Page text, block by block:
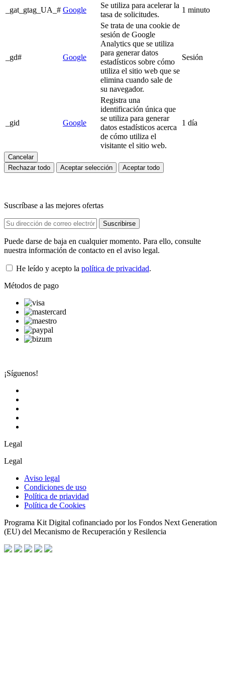
_gat_gtag_UA_# Google
Se utiliza para acelerar la
tasa de solicitudes.
1 minuto
_gd# Google
Se trata de una cookie de
sesión de Google
Analytics que se utiliza
para generar datos
estadísticos sobre cómo
utiliza el sitio web que se
elimina cuando sale de
su navegador.
Sesión
_gid Google
Registra una
identificación única que
se utiliza para generar
datos estadísticos acerca
de cómo utiliza el
visitante el sitio web.
1 día
Cancelar
Rechazar todo
Aceptar selección Aceptar todo
Suscríbase a las mejores ofertas
Puede darse de baja en cualquier momento. Para ello, consulte
nuestra información de contacto en el aviso legal.
He leído y acepto la política de privacidad.
Métodos de pago
¡Síguenos!
Legal
Legal
Aviso legal
Condiciones de uso
Política de priavidad
Política de Cookies
Programa Kit Digital cofinanciado por los Fondos Next Generation
(EU) del Mecanismo de Recuperación y Resilencia